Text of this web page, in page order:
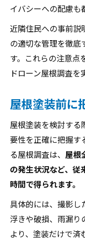
イバシーへの配慮も
近隣住民への事前説
の適切な管理を徹底
す。これらの注意点
ドローン屋根調査を
屋根塗装前に
屋根塗装を検討す
要性を正確に把握す
る屋根調査は、 屋根
の発生状況など、従
時間で得られます。
具体的には、撮影し
浮きや破損、雨漏り
より、塗装だけで